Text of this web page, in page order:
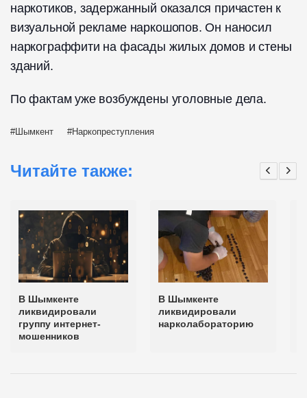
наркотиков, задержанный оказался причастен к
визуальной рекламе наркошопов. Он наносил
наркограффити на фасады жилых домов и стены
зданий.
По фактам уже возбуждены уголовные дела.
Шымкент Наркопреступления
Читайте также:
В Шымкенте
ликвидировали
группу интернет-
мошенников
В Шымкенте
ликвидировали
нарколабораторию